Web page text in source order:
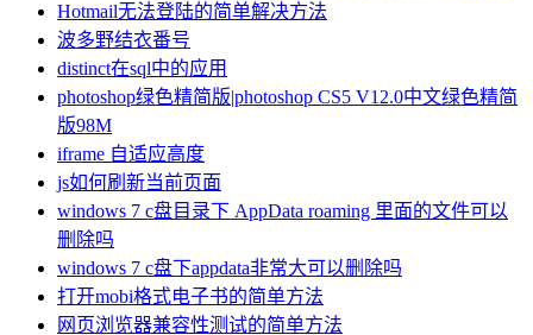
Hotmail无法登陆的简单解决方法
波多野结衣番号
distinct在sql中的应用
photoshop绿色精简版|photoshop CS5 V12.0中文绿色精简
版98M
iframe 自适应高度
js如何刷新当前页面
windows 7 c盘目录下 AppData roaming 里面的文件可以
删除吗
windows 7 c盘下appdata非常大可以删除吗
打开mobi格式电子书的简单方法
网页浏览器兼容性测试的简单方法